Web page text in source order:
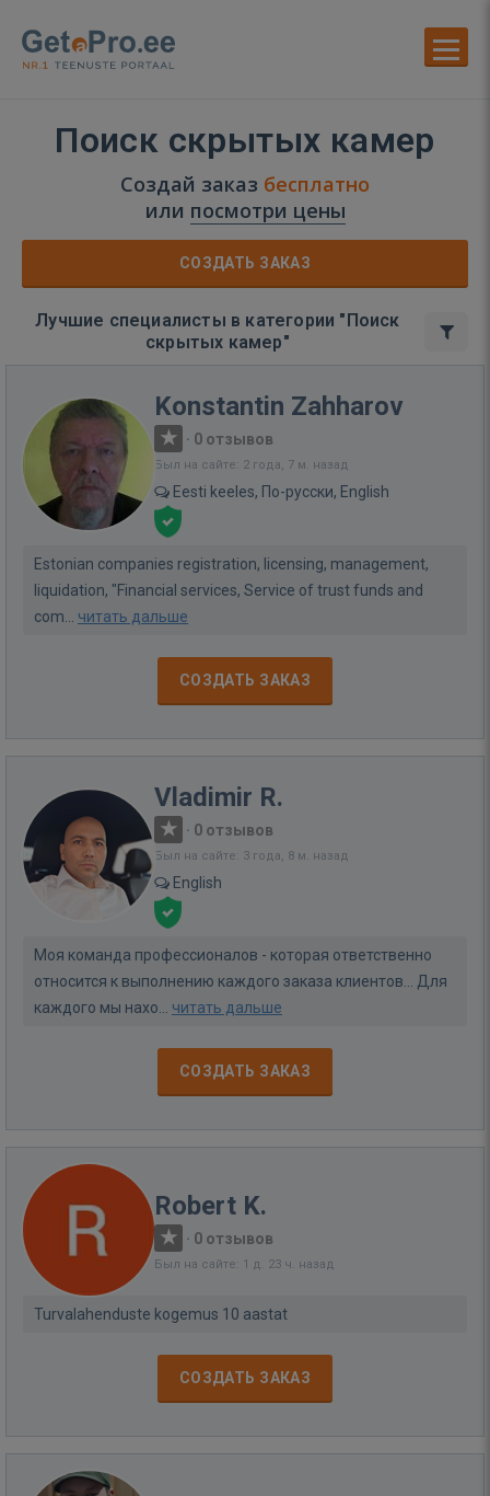
Поиск скрытых камер
Создай заказ бесплатно
или посмотри цены
СОЗДАТЬ ЗАКАЗ
Лучшие специалисты в категории "Поиск
скрытых камер"
Konstantin Zahharov
· 0 отзывов
Был на сайте: 2 года, 7 м. назад
Eesti keeles, По-русски, English
Estonian companies registration, licensing, management,
liquidation, "Financial services, Service of trust funds and
com... читать дальше
СОЗДАТЬ ЗАКАЗ
Vladimir R.
· 0 отзывов
Был на сайте: 3 года, 8 м. назад
English
Моя команда профессионалов - которая ответственно
относится к выполнению каждого заказа клиентов... Для
каждого мы нахо... читать дальше
СОЗДАТЬ ЗАКАЗ
Robert K.
· 0 отзывов
Был на сайте: 1 д. 23 ч. назад
Turvalahenduste kogemus 10 aastat
СОЗДАТЬ ЗАКАЗ